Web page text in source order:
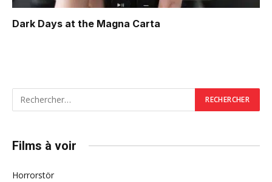
Dark Days at the Magna Carta
Films à voir
Horrorstör